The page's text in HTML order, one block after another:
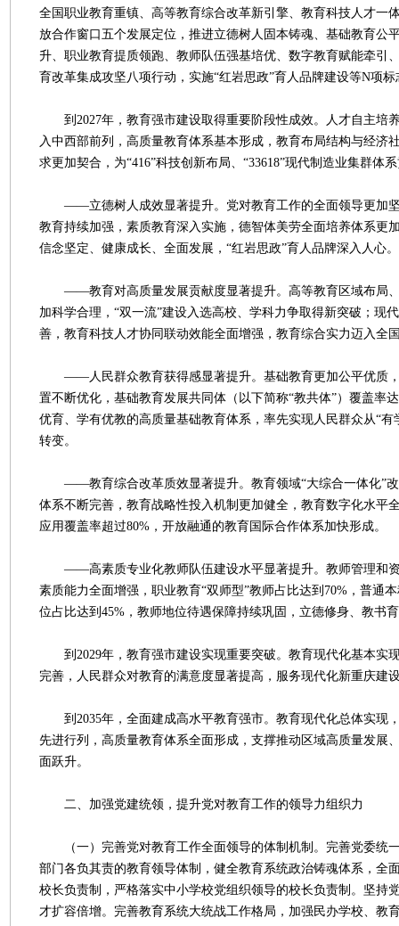
全国职业教育重镇、高等教育综合改革新引擎、教育科技人才一
放合作窗口五个发展定位，推进立德树人固本铸魂、基础教育公
升、职业教育提质领跑、教师队伍强基培优、数字教育赋能牵引
育改革集成攻坚八项行动，实施“红岩思政”育人品牌建设等N项标
到2027年，教育强市建设取得重要阶段性成效。人才自主培
入中西部前列，高质量教育体系基本形成，教育布局结构与经济
求更加契合，为“416”科技创新布局、“33618”现代制造业集群体
——立德树人成效显著提升。党对教育工作的全面领导更加坚
教育持续加强，素质教育深入实施，德智体美劳全面培养体系更
信念坚定、健康成长、全面发展，“红岩思政”育人品牌深入人心。
——教育对高质量发展贡献度显著提升。高等教育区域布局、
加科学合理，“双一流”建设入选高校、学科力争取得新突破；现
善，教育科技人才协同联动效能全面增强，教育综合实力迈入全
——人民群众教育获得感显著提升。基础教育更加公平优质，
置不断优化，基础教育发展共同体（以下简称“教共体”）覆盖率
优育、学有优教的高质量基础教育体系，率先实现人民群众从“有
转变。
——教育综合改革质效显著提升。教育领域“大综合一体化”改
体系不断完善，教育战略性投入机制更加健全，教育数字化水平
应用覆盖率超过80%，开放融通的教育国际合作体系加快形成。
——高素质专业化教师队伍建设水平显著提升。教师管理和资
素质能力全面增强，职业教育“双师型”教师占比达到70%，普通
位占比达到45%，教师地位待遇保障持续巩固，立德修身、教书
到2029年，教育强市建设实现重要突破。教育现代化基本实
完善，人民群众对教育的满意度显著提高，服务现代化新重庆建
到2035年，全面建成高水平教育强市。教育现代化总体实现
先进行列，高质量教育体系全面形成，支撑推动区域高质量发展
面跃升。
二、加强党建统领，提升党对教育工作的领导力组织力
（一）完善党对教育工作全面领导的体制机制。完善党委统
部门各负其责的教育领导体制，健全教育系统政治铸魂体系，全
校长负责制，严格落实中小学校党组织领导的校长负责制。坚持
才扩容倍增。完善教育系统大统战工作格局，加强民办学校、教